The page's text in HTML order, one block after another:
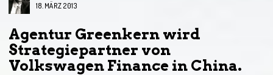
18. MÄRZ 2013
Agentur Greenkern wird
Strategiepartner von
Volkswagen Finance in China.